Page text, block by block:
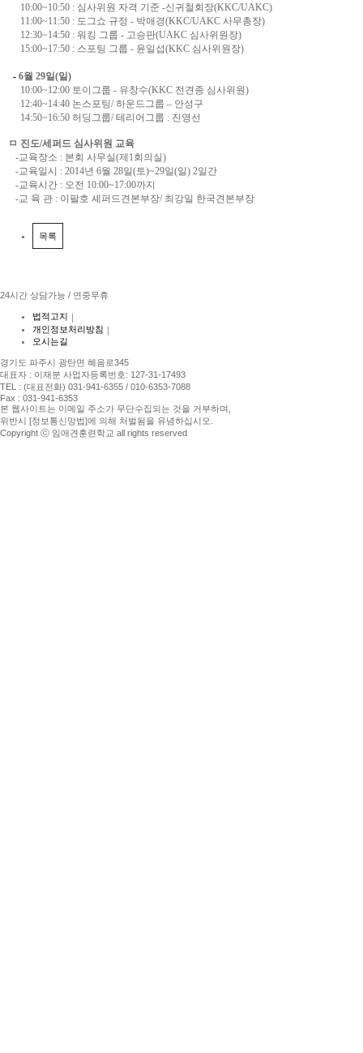
10:00~10:50 : 심사위원 자격 기준 -신귀철회장(KKC/UAKC)
11:00~11:50 : 도그쇼 규정 - 박애경(KKC/UAKC 사무총장)
12:30~14:50 : 워킹 그룹 - 고승판(UAKC 심사위원장)
15:00~17:50 : 스포팅 그룹 - 윤일섭(KKC 심사위원장)
- 6월 29일(일)
10:00~12:00 토이그룹 - 유창수(KKC 전견종 심사위원)
12:40~14:40 논스포팅/ 하운드그룹 – 안성구
14:50~16:50 허딩그룹/ 테리어그룹 : 진영선
ㅁ 진도/세퍼드 심사위원 교육
-교육장소 : 본회 사무실(제1회의실)
-교육일시 : 2014년 6월 28일(토)~29일(일) 2일간
-교육시간 : 오전 10:00~17:00까지
-교 육 관 : 이팔호 셰퍼드견본부장/ 최강일 한국견본부장
목록
24시간 상담가능 / 연중무휴
법적고지 ｜
개인정보처리방침 ｜
오시는길
경기도 파주시 광탄면 혜음로345
대표자 : 이재분 사업자등록번호: 127-31-17493
TEL : (대표전화) 031-941-6355 / 010-6353-7088
Fax : 031-941-6353
본 웹사이트는 이메일 주소가 무단수집되는 것을 거부하며,
위반시 [정보통신망법]에 의해 처벌됨을 유념하십시오.
Copyright ⓒ 임애견훈련학교 all rights reserved